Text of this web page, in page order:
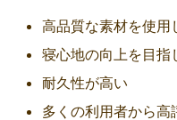
高品質な素材を使用
寝心地の向上を目指
耐久性が高い
多くの利用者から高